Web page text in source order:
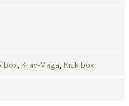
box, Krav-Maga, Kick box